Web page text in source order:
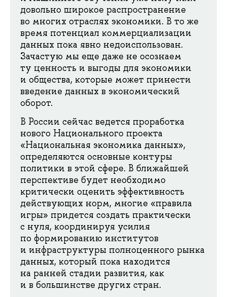
довольно широкое распространение
во многих отраслях экономики. В то же
время потенциал коммерциализации
данных пока явно недоиспользован.
Зачастую мы еще даже не осознаем
ту ценность и выгоды для экономики
и общества, которые может принести
введение данных в экономический
оборот.
В России сейчас ведется проработка
нового Национального проекта
«Национальная экономика данных»,
определяются основные контуры
политики в этой сфере. В ближайшей
перспективе будет необходимо
критически оценить эффективность
действующих норм, многие «правила
игры» придется создать практически
с нуля, координируя усилия
по формированию институтов
и инфраструктуры полноценного рынка
данных, который пока находится
на ранней стадии развития, как
и в большинстве других стран.